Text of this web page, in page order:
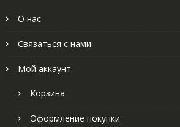
О нас
Связаться с нами
Мой аккаунт
Корзина
Оформление покупки